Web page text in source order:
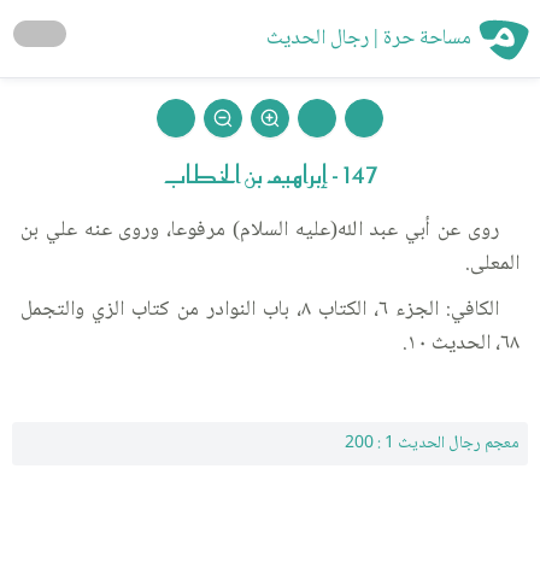
مساحة حرة | رجال الحديث
147 - إبراهيم بن الخطاب
روى عن أبي عبد الله(عليه السلام) مرفوعا، وروى عنه علي بن
المعلى.
الكافي: الجزء ٦، الكتاب ٨، باب النوادر من كتاب الزي والتجمل
٦٨، الحديث ١٠.
معجم رجال الحديث 1 : 200